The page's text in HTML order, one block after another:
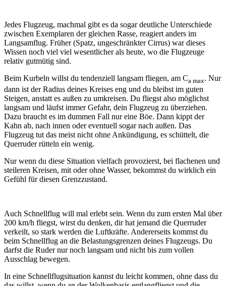
Jedes Flugzeug, machmal gibt es da sogar deutliche Unterschiede
zwischen Exemplaren der gleichen Rasse, reagiert anders im
Langsamflug. Früher (Spatz, ungeschränkter Cirrus) war dieses
Wissen noch viel viel wesentlicher als heute, wo die Flugzeuge
relativ gutmütig sind.
Beim Kurbeln willst du tendenziell langsam fliegen, am Ca max. Nur
dann ist der Radius deines Kreises eng und du bleibst im guten
Steigen, anstatt es außen zu umkreisen. Du fliegst also möglichst
langsam und läufst immer Gefahr, dein Flugzeug zu überziehen.
Dazu braucht es im dummen Fall nur eine Böe. Dann kippt der
Kahn ab, nach innen oder eventuell sogar nach außen. Das
Flugzeug tut das meist nicht ohne Ankündigung, es schüttelt, die
Querruder rütteln ein wenig.
Nur wenn du diese Situation vielfach provozierst, bei flachenen und
steileren Kreisen, mit oder ohne Wasser, bekommst du wirklich ein
Gefühl für diesen Grenzzustand.
Auch Schnellflug will mal erlebt sein. Wenn du zum ersten Mal über
200 km/h fliegst, wirst du denken, dir hat jemand die Querruder
verkeilt, so stark werden die Luftkräfte. Andererseits kommst du
beim Schnellflug an die Belastungsgrenzen deines Flugzeugs. Du
darfst die Ruder nur noch langsam und nicht bis zum vollen
Ausschlag bewegen.
In eine Schnellflugsituation kannst du leicht kommen, ohne dass du